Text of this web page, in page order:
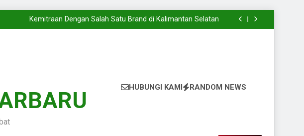
Melangkahkan Satu Kaki Menuju Dunia Kerja Yang Sesungguhnya
Kemitraan Dengan Salah Satu Brand di Kalimantan Selatan
Kalimantan Selatan pada Presentasi KPLB BKN Periode Agustus
HUBUNGI KAMI RANDOM NEWS